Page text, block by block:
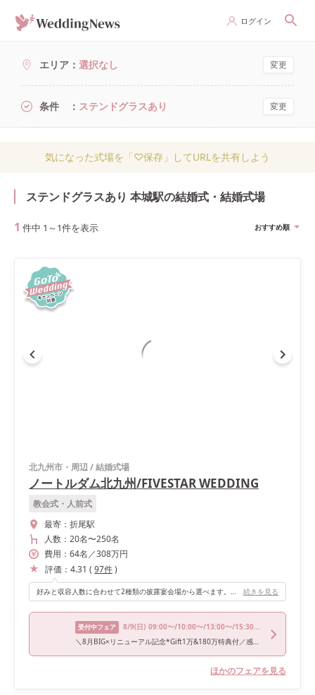
ログイン
エリア 選択なし 変更
条件 ステンドグラスあり 変更
気になった式場を「♡保存」してURLを共有しよう
ステンドグラスあり 本城駅の結婚式・結婚式場
1 件中 1 ～ 1件を表示 おすすめ順
北九州市・周辺/結婚式場
ノートルダム北九州/FIVESTAR WEDDING
教会式・人前式
最寄： 折尾駅
人数： 20名〜250名
費用： 64名 ／308万円
評価： 4.31 ( 97件)
好みと収容人数に合わせて2種類の披露宴会場から選べます。私たちは薄ピンクが基調の大人かわいい方の会場を選びました。 天井が高いのでバルーンシャワーの演出が出来ます！ なかなか見ない演出だと思うのでオススメです。またスクリーンが大きいので、広い会場ですが後ろのゲストまで見やすくなっています。ガーデンテラスがありそこからの入場も可能です！ 続きを見る
受付中フェア 8/9(日) 09:00〜/10:00〜/13:00〜/15:30〜/17:00〜
＼8月BIG×リニューアル記念*Gift1万&180万特典付／感動大聖堂&ドレス試着体験＆2会場ツアー&試食会
ほかのフェアを見る